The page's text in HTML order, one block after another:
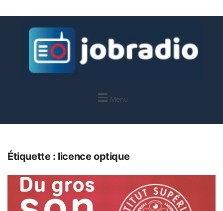
Menu
Étiquette : licence optique